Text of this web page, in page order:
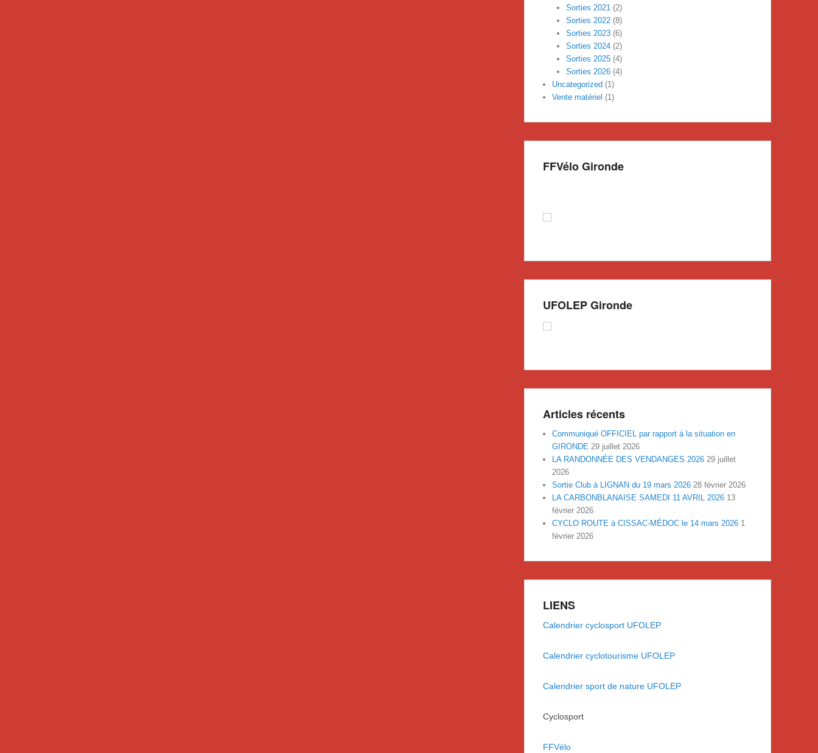
Sorties 2021 (2)
Sorties 2022(8)
Sorties 2023(6)
Sorties 2024(2)
Sorties 2025(4)
Sorties 2026(4)
Uncategorized (1)
Vente matériel (1)
FFVélo Gironde
UFOLEP Gironde
Articles récents
Communiqué OFFICIEL par rapport à la situation en
GIRONDE 29 juillet 2026
LA RANDONNÉE DES VENDANGES 2026 29 juillet
2026
Sortie Club à LIGNAN du 19 mars 2026 28 février 2026
LA CARBONBLANAISE SAMEDI 11 AVRIL 2026 13
février 2026
CYCLO ROUTE à CISSAC-MÉDOC le 14 mars 2026 1
février 2026
LIENS
Calendrier cyclosport UFOLEP
Calendrier cyclotourisme UFOLEP
Calendrier sport de nature UFOLEP
Cyclosport
FFVélo